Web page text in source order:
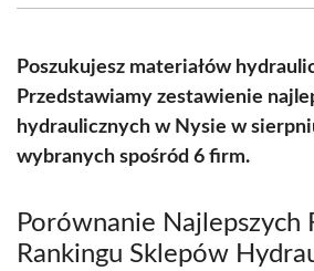
(Twitter)
Poszukujesz materiałów
Przedstawiamy zestawienie
hydraulicznych w Nysie w
wybranych spośród 6 firm.
Porównanie Najlepszych
Rankingu Sklepów